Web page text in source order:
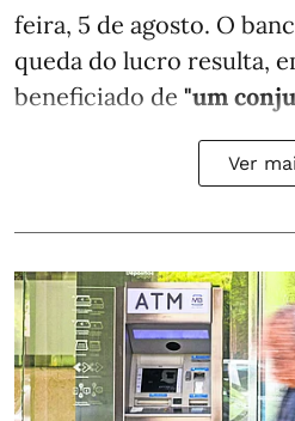
feira, 5 de agosto. O
queda do lucro resulta,
beneficiado de "um
Ver